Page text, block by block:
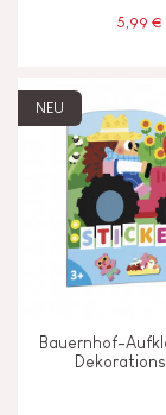
5,99 €
NEU
Bauernhof-